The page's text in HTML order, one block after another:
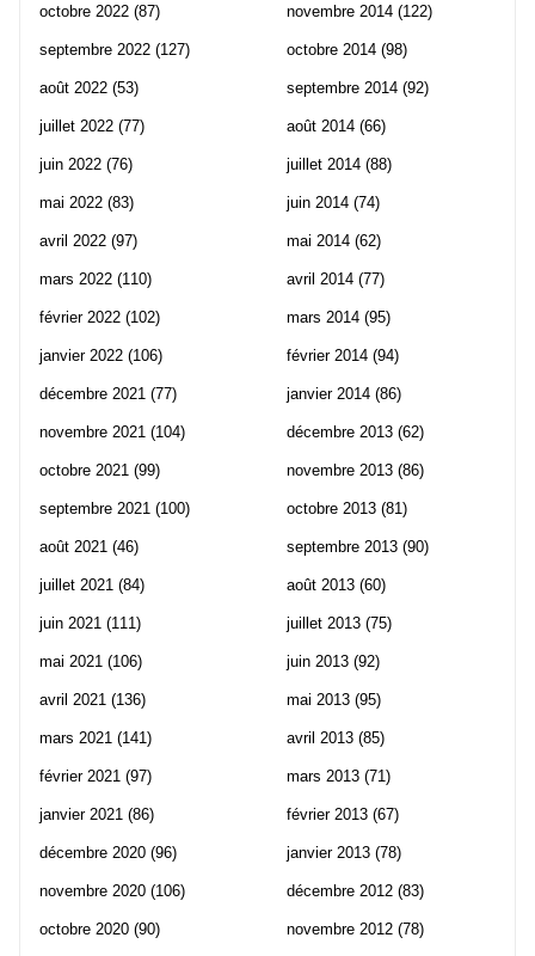
octobre 2022 (87)
septembre 2022 (127)
août 2022 (53)
juillet 2022 (77)
juin 2022 (76)
mai 2022 (83)
avril 2022 (97)
mars 2022 (110)
février 2022 (102)
janvier 2022 (106)
décembre 2021 (77)
novembre 2021 (104)
octobre 2021 (99)
septembre 2021 (100)
août 2021 (46)
juillet 2021 (84)
juin 2021 (111)
mai 2021 (106)
avril 2021 (136)
mars 2021 (141)
février 2021 (97)
janvier 2021 (86)
décembre 2020 (96)
novembre 2020 (106)
octobre 2020 (90)
novembre 2014 (122)
octobre 2014 (98)
septembre 2014 (92)
août 2014 (66)
juillet 2014 (88)
juin 2014 (74)
mai 2014 (62)
avril 2014 (77)
mars 2014 (95)
février 2014 (94)
janvier 2014 (86)
décembre 2013 (62)
novembre 2013 (86)
octobre 2013 (81)
septembre 2013 (90)
août 2013 (60)
juillet 2013 (75)
juin 2013 (92)
mai 2013 (95)
avril 2013 (85)
mars 2013 (71)
février 2013 (67)
janvier 2013 (78)
décembre 2012 (83)
novembre 2012 (78)